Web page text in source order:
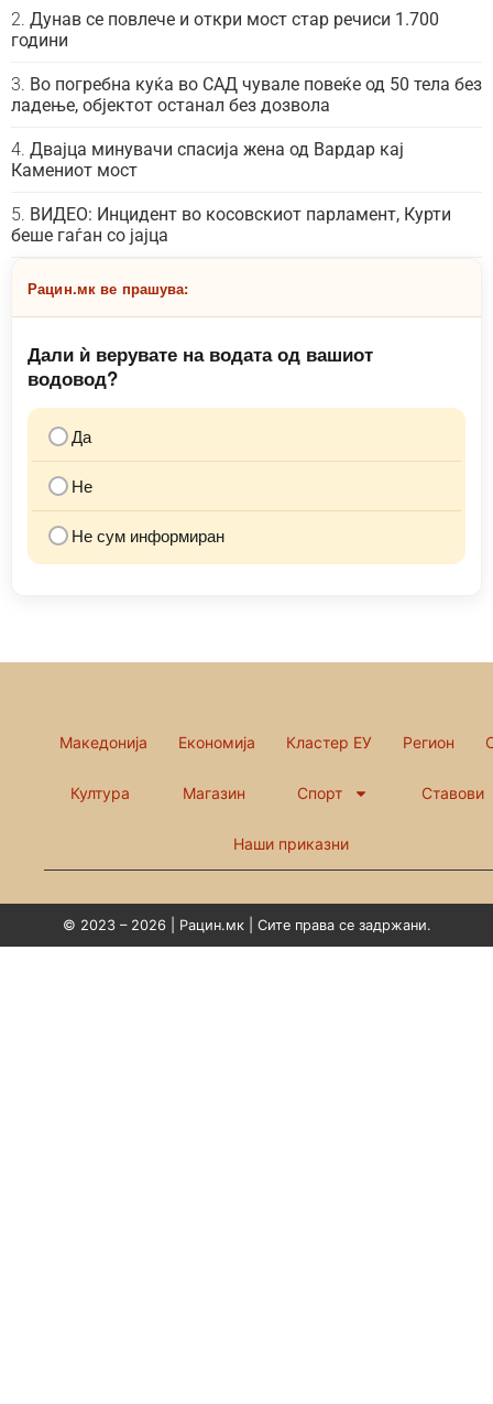
Дунав се повлече и откри мост стар речиси 1.700
години
Во погребна куќа во САД чувале повеќе од 50 тела без
ладење, објектот останал без дозвола
Двајца минувачи спасија жена од Вардар кај
Камениот мост
ВИДЕО: Инцидент во косовскиот парламент, Курти
беше гаѓан со јајца
Рацин.мк ве прашува:
Дали ѝ верувате на водата од вашиот
водовод?
Да
Не
Не сум информиран
Македонија Економија Кластер ЕУ Регион
Култура Магазин Спорт Ставови
Наши приказни
© 2023 – 2026 | Рацин.мк | Сите права се задржани.